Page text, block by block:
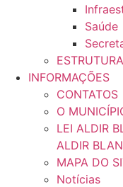
Saúde
INFORMAÇÕES
CONTATOS
O
LEI ALDIR
ALDIR
MAPA DO
Notícias